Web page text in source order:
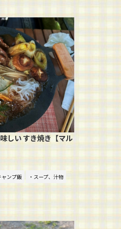
しい すき焼き【マル
ャンプ飯
・スープ、汁物